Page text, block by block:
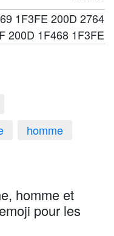
1F3FE 200D 2764
200D 1F468 1F3FE
homme
homme et
emoji pour les